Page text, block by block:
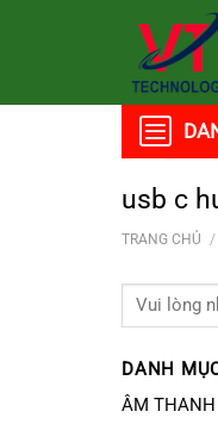
usb c
TRANG CHỦ /
Tìm
DANH
ÂM THANH